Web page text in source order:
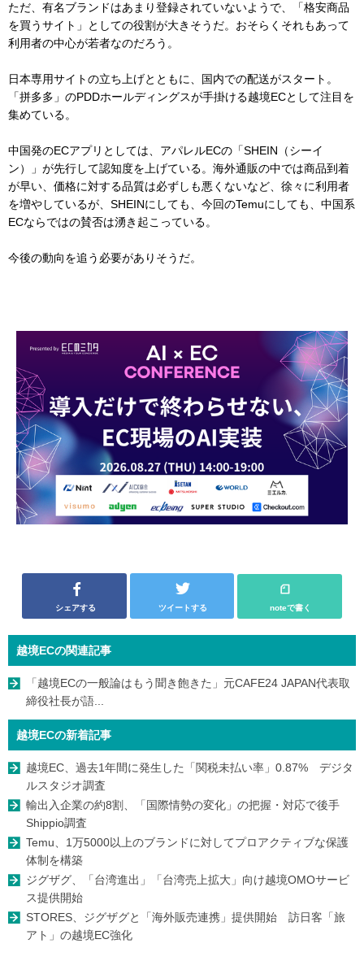
ただ、有名ブランドはあまり登録されていないようで、「格安商品
を買うサイト」としての役割が大きそうだ。おそらくそれもあって
利用者の中心が若者なのだろう。
日本専用サイトの立ち上げとともに、国内での配送がスタート。
「拼多多」のPDDホールディングスが手掛ける越境ECとして注目を
集めている。
中国発のECアプリとしては、アパレルECの「SHEIN（シーイ
ン）」が先行して認知度を上げている。海外通販の中では商品到着
が早い、価格に対する品質は必ずしも悪くないなど、徐々に利用者
を増やしているが、SHEINにしても、今回のTemuにしても、中国系
ECならではの賛否は湧き起こっている。
今後の動向を追う必要がありそうだ。
シェアする ツイートする noteで書く
越境ECの関連記事
「越境ECの一般論はもう聞き飽きた」元CAFE24 JAPAN代表取
締役社長が語...
越境ECの新着記事
越境EC、過去1年間に発生した「関税未払い率」0.87% デジタ
ルスタジオ調査
輸出入企業の約8割、「国際情勢の変化」の把握・対応で後手
Shippio調査
Temu、1万5000以上のブランドに対してプロアクティブな保護
体制を構築
ジグザグ、「台湾進出」「台湾売上拡大」向け越境OMOサービ
ス提供開始
STORES、ジグザグと「海外販売連携」提供開始 訪日客「旅
アト」の越境EC強化